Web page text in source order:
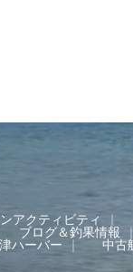
アクティビティ
ブログ＆釣果情報
ハーバー
中古